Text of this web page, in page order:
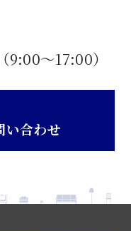
（9:00〜17:00）
い合わせ